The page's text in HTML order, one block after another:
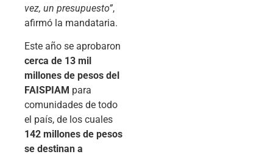
vez, un presupuesto”,
afirmó la mandataria.
Este año se aprobaron
cerca de 13 mil
millones de pesos del
FAISPIAM para
comunidades de todo
el país, de los cuales
142 millones de pesos
se destinan a